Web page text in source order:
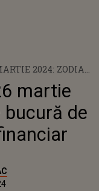
2024: ZODIA
PE PLAN
martie
bucură de